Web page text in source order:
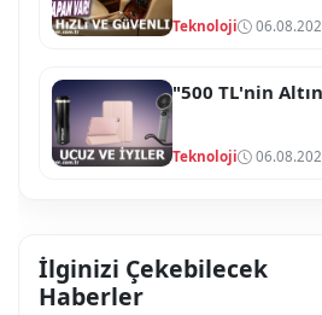
Teknoloji
"500 TL'nin
Teknoloji
İlginizi Çekebilecek
Haberler